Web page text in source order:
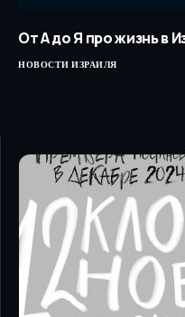
От А до Я про жизнь в
НОВОСТИ ИЗРАИЛЯ